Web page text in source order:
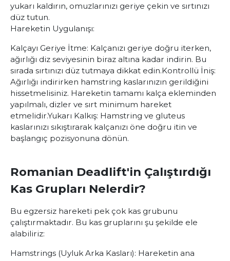
yukarı kaldırın, omuzlarınızı geriye çekin ve sırtınızı
düz tutun.
Hareketin Uygulanışı:
Kalçayı Geriye İtme: Kalçanızı geriye doğru iterken,
ağırlığı diz seviyesinin biraz altına kadar indirin. Bu
sırada sırtınızı düz tutmaya dikkat edin.Kontrollü İniş:
Ağırlığı indirirken hamstring kaslarınızın gerildiğini
hissetmelisiniz. Hareketin tamamı kalça ekleminden
yapılmalı, dizler ve sırt minimum hareket
etmelidir.Yukarı Kalkış: Hamstring ve gluteus
kaslarınızı sıkıştırarak kalçanızı öne doğru itin ve
başlangıç pozisyonuna dönün.
Romanian Deadlift'in Çalıştırdığı
Kas Grupları Nelerdir?
Bu egzersiz hareketi pek çok kas grubunu
çalıştırmaktadır. Bu kas gruplarını şu şekilde ele
alabiliriz:
Hamstrings (Uyluk Arka Kasları): Hareketin ana